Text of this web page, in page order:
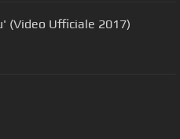
(Video Ufficiale 2017)